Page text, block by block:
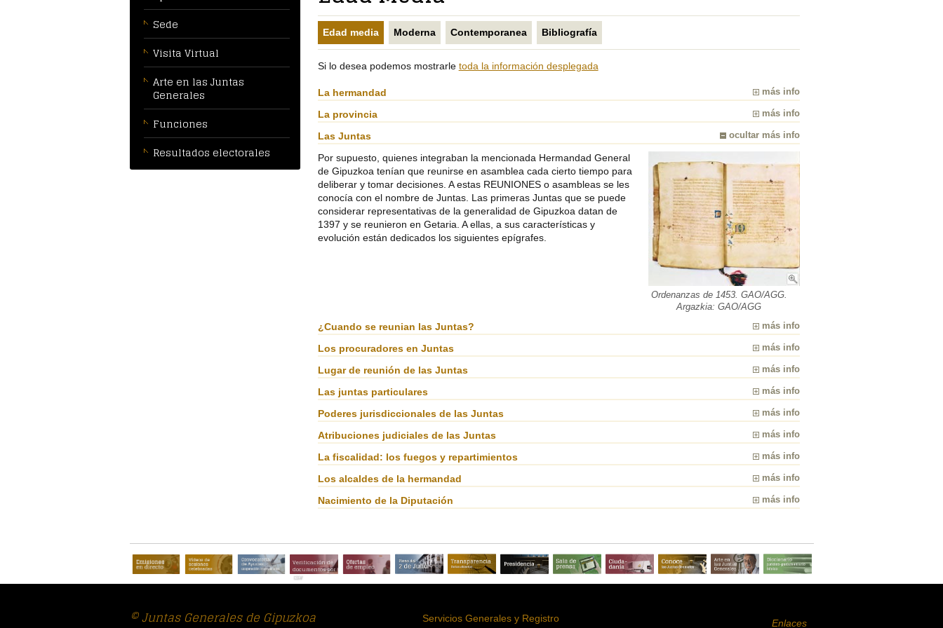
PÁGINA
ACTUAL
PRINCIPAL
DE
LA
PÁGINA
Edad media Moderna Contemporanea Bibliografía
Si lo desea podemos mostrarle toda la información desplegada
más info
La hermandad
más info
La provincia
ocultar más info
Las Juntas
Ordenanzas de 1453. GAO/AGG.
Argazkia: GAO/AGG
Por supuesto, quienes integraban la mencionada Hermandad General
de Gipuzkoa tenían que reunirse en asamblea cada cierto tiempo para
deliberar y tomar decisiones. A estas REUNIONES o asambleas se les
conocía con el nombre de Juntas. Las primeras Juntas que se puede
considerar representativas de la generalidad de Gipuzkoa datan de
1397 y se reunieron en Getaria. A ellas, a sus características y
evolución están dedicados los siguientes epígrafes.
más info
¿Cuando se reunian las Juntas?
más info
Los procuradores en Juntas
más info
Lugar de reunión de las Juntas
más info
Las juntas particulares
más info
Poderes jurisdiccionales de las Juntas
más info
Atribuciones judiciales de las Juntas
más info
La fiscalidad: los fuegos y repartimientos
más info
Los alcaldes de la hermandad
más info
Nacimiento de la Diputación
Sede
Visita Virtual
Arte en las Juntas
Generales
Funciones
Resultados electorales
Verificación de
documentos por
CSV
© Juntas Generales de Gipuzkoa
Servicios Generales y Registro
Enlaces